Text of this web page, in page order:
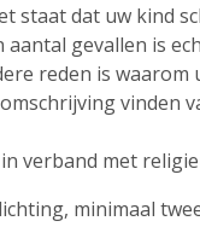
staat dat uw kind
aantal gevallen is
reden is
vinden
verband met
minimaal